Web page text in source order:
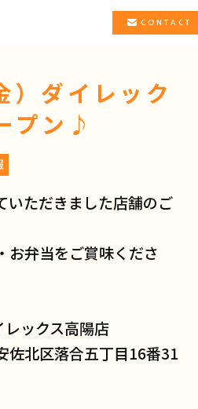
CONTACT
）ダイレック
プン♪
ただきました店舗のご
お弁当をご賞味くださ
ックス高陽店
佐北区落合五丁目16番31